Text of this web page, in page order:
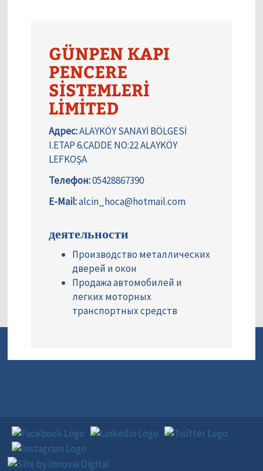
GÜNPEN KAPI
PENCERE
SİSTEMLERİ
LİMİTED
Адрес:ALAYKÖY SANAYİ BÖLGESİ
I.ETAP 6.CADDE NO:22 ALAYKÖY
LEFKOŞA
Телефон:05428867390
E-Mail:alcin_hoca@hotmail.com
деятельности
Производство металлических
дверей и окон
Продажа автомобилей и
легких моторных
транспортных средств